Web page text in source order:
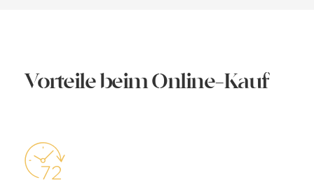
Vorteile beim Online-Kauf